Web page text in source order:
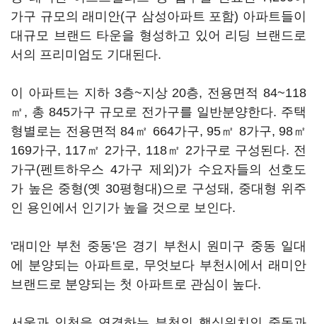
가구 규모의 래미안(구 삼성아파트 포함) 아파트들이
대규모 브랜드 타운을 형성하고 있어 리딩 브랜드로
서의 프리미엄도 기대된다.
이 아파트는 지하 3층~지상 20층, 전용면적 84~118
㎡, 총 845가구 규모로 전가구를 일반분양한다. 주택
형별로는 전용면적 84㎡ 664가구, 95㎡ 8가구, 98㎡
169가구, 117㎡ 2가구, 118㎡ 2가구로 구성된다. 전
가구(펜트하우스 4가구 제외)가 수요자들의 선호도
가 높은 중형(옛 30평형대)으로 구성돼, 중대형 위주
인 용인에서 인기가 높을 것으로 보인다.
'래미안 부천 중동'은 경기 부천시 원미구 중동 일대
에 분양되는 아파트로, 무엇보다 부천시에서 래미안
브랜드로 분양되는 첫 아파트로 관심이 높다.